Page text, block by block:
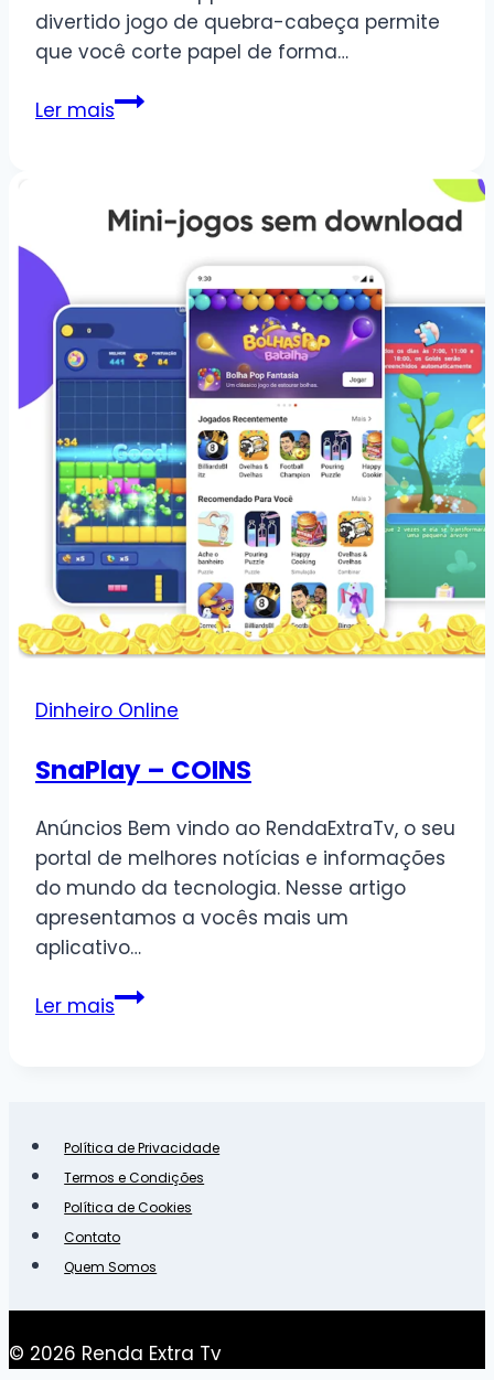
divertido jogo de quebra-cabeça permite
que você corte papel de forma…
Ler maisGanhar
App
Dinheiro Online
SnaPlay – COINS
Anúncios Bem vindo ao RendaExtraTv, o seu
portal de melhores notícias e informações
do mundo da tecnologia. Nesse artigo
apresentamos a vocês mais um
aplicativo…
Ler maisSnaPlay
Política de Privacidade
Termos e Condições
Política de Cookies
Contato
Quem Somos
© 2026 Renda Extra Tv